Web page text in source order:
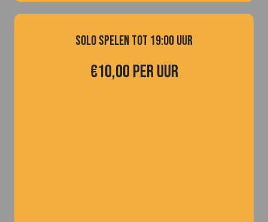
solo spelen tot 19:00 uur
€10,00 per uur